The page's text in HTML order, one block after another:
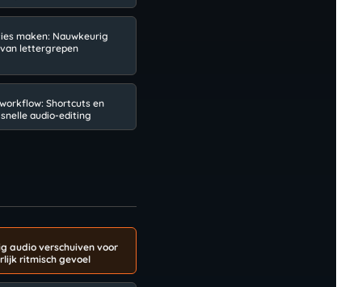
maken: Nauwkeurig
lettergrepen
Shortcuts en
audio-editing
audio verschuiven voor
ritmisch gevoel